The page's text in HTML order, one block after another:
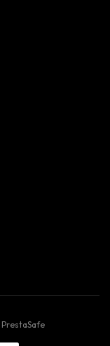
PrestaSafe